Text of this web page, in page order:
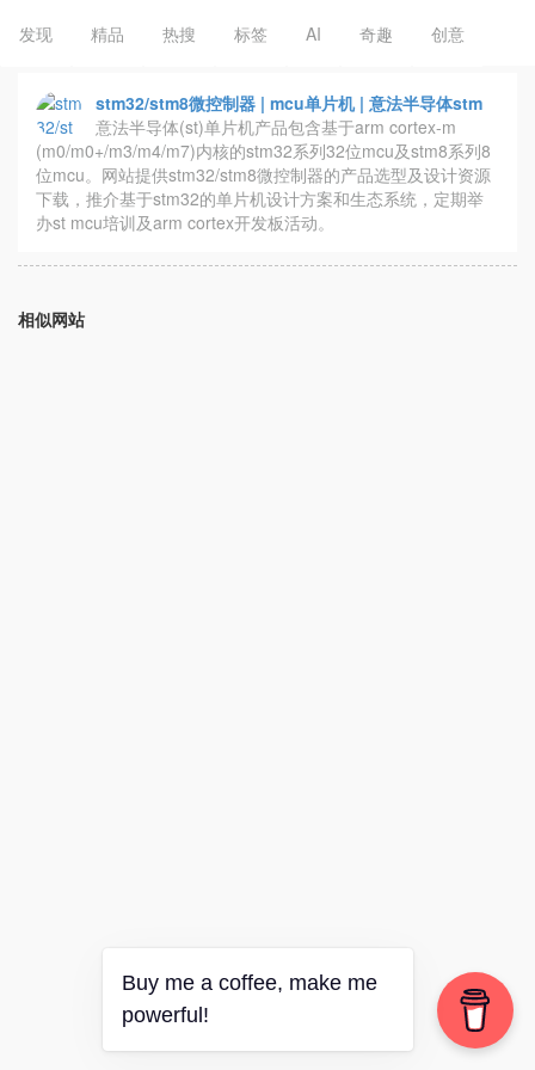
发现 精品 热搜 标签 AI 奇趣 创意
stm32/stm8微控制器 | mcu单片机 | 意法半导体stm
意法半导体(st)单片机产品包含基于arm cortex-m
(m0/m0+/m3/m4/m7)内核的stm32系列32位mcu及stm8系列8
位mcu。网站提供stm32/stm8微控制器的产品选型及设计资源
下载，推介基于stm32的单片机设计方案和生态系统，定期举
办st mcu培训及arm cortex开发板活动。
相似网站
Buy me a coffee, make me
powerful!